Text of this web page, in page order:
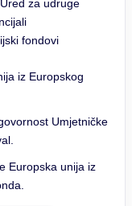
iz Europskog
Umjetničke
Europska unija iz